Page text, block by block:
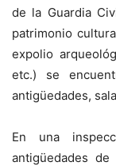
de la Guardia
patrimonio
expolio
etc.) se
antigüedades,
En una
antigüedades